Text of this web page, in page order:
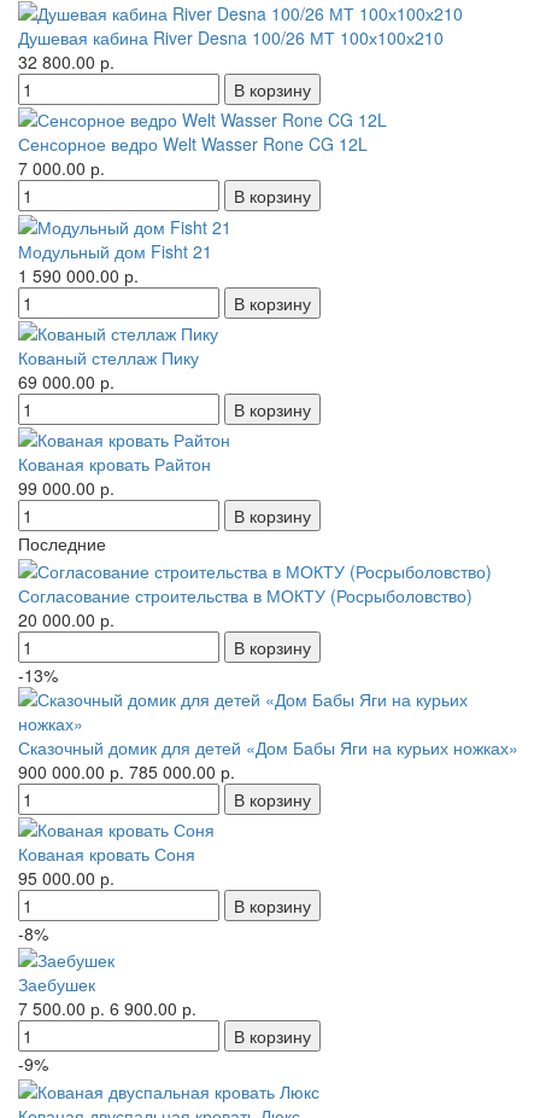
Душевая кабина River Desna 100/26 МТ 100х100х210
32 800.00 р.
Сенсорное ведро Welt Wasser Rone CG 12L
7 000.00 р.
Модульный дом Fisht 21
1 590 000.00 р.
Кованый стеллаж Пику
69 000.00 р.
Кованая кровать Райтон
99 000.00 р.
Последние
Согласование строительства в МОКТУ (Росрыболовство)
20 000.00 р.
-13%
Сказочный домик для детей «Дом Бабы Яги на курьих ножках»
900 000.00 р. 785 000.00 р.
Кованая кровать Соня
95 000.00 р.
-8%
Заебушек
7 500.00 р. 6 900.00 р.
-9%